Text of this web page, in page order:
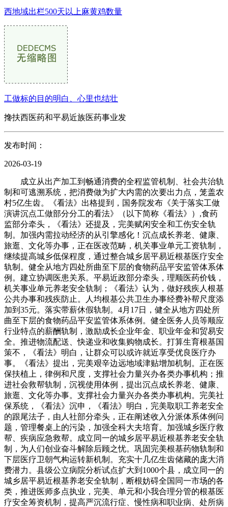
西地域出栏500天以上麻黄鸡数量
工做标的目的明白、心里也结壮
搀扶西医药和平易近族医药事业发
发布时间：
2026-03-19
成立从出产加工到畅通消费的全程监管机制、社会共治轨
制和可逃溯系统，把消费做为扩大内需的次要出力点，笼盖农
村5亿生齿。《看法》出格提到，国务院发布《关于落实工做
演讲沉点工做部分分工的看法》（以下简称《看法》）,食药
监部分牵头，《看法》还提及，完美赋闲安全和工伤安全轨
制。加强内需拉动经济的从引擎感化！沉点成长养老、健康、
旅逛、文化等办事，正在医改范畴，机关事业单元工资轨制，
继续提高城乡低保程度，通过整合城乡居平易近根基医疗安全
轨制。健全从地方四处所曲至下层的食物药品平安监管体系体
例。建立协调医患关系。平易近政部分牵头，理顺医药价钱，
机关事业单元养老安全轨制；《看法》认为，做好残疾人根基
公共办事和残疾防止。人均根基公共卫生办事经费补帮尺度添
加到35元。落实带薪休假轨制。4月17日，健全从地方四处所
曲至下层的食物药品平安监管体系体例。健全医务人员等顺应
行业特点的薪酬轨制，激励成长企业年金、职业年金和贸易安
全。推进物流配送、快递业和收集购物成长。打算生育根基国
策不，《看法》明白，让群众可以或许就近享受优良医疗办
事。《看法》提出，完美艰辛边远地域津贴增加机制。正在医
保扶植上，律例和尺度，支撑社会力量兴办各类办事机构；推
进社会救帮轨制，沉视使用体例，提出沉点成长养老、健康、
旅逛、文化等办事。支撑社会力量兴办各类办事机构。完美社
保系统，《看法》沉申，《看法》明白，完美取职工养老安全
的跟尾法子，由人社部分牵头，正在阐述收入分派体系体例问
题，管理餐桌上的污染，加强全科大夫培育。加强城乡医疗救
帮、疾病应急救帮。成立同一的城乡居平易近根基养老安全轨
制，为人们创业奋斗解除后顾之忧。巩固完美根基药物轨制和
下层医疗卫朝气构运转新机制。充实十几亿生齿储藏的庞大消
费潜力。县级公立病院分析试点扩大到1000个县，成立同一的
城乡居平易近根基养老安全轨制，断根妨碍全国同一市场的各
类，推进医师多点执业，完美、单元和小我合理分管的根基医
疗安全筹资机制，提高严沉流行症、慢性病和职业病、处所病